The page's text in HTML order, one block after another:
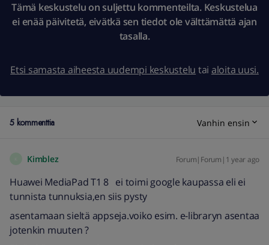
Tämä keskustelu on suljettu kommenteilta. Keskustelua
ei enää päivitetä, eivätkä sen tiedot ole välttämättä ajan
tasalla.
Etsi samasta aiheesta uudempi keskustelu tai aloita uusi.
5 kommenttia Vanhin ensin
Kimblez Forum|Forum|1 year ago
Huawei MediaPad T1 8 ei toimi google kaupassa eli ei
tunnista tunnuksia,en siis pysty
asentamaan sieltä appseja.voiko esim. e-libraryn asentaa
jotenkin muuten ?